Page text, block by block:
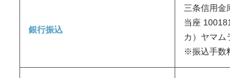
銀行振込
三条信用金
当座
カ）ヤマム
※振込手数